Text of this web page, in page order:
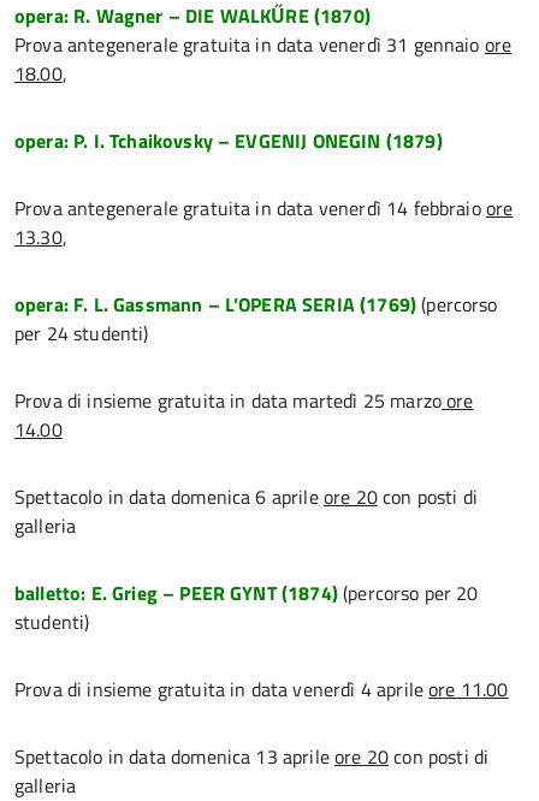
opera: R. Wagner – DIE WALKŰRE (1870)
Prova antegenerale gratuita in data venerdì 31 gennaio ore
18.00,
opera: P. I. Tchaikovsky – EVGENIJ ONEGIN (1879)
Prova antegenerale gratuita in data venerdì 14 febbraioore
13.30,
opera: F. L. Gassmann – L’OPERA SERIA (1769)(percorso
per 24 studenti)
Prova di insieme gratuita in data martedì 25 marzoore
14.00
Spettacolo in data domenica 6 aprileore 20con posti di
galleria
balletto: E. Grieg – PEER GYNT (1874)(percorso per 20
studenti)
Prova di insieme gratuita in data venerdì 4 aprileore 11.00
Spettacolo in data domenica 13 aprileore 20con posti di
galleria